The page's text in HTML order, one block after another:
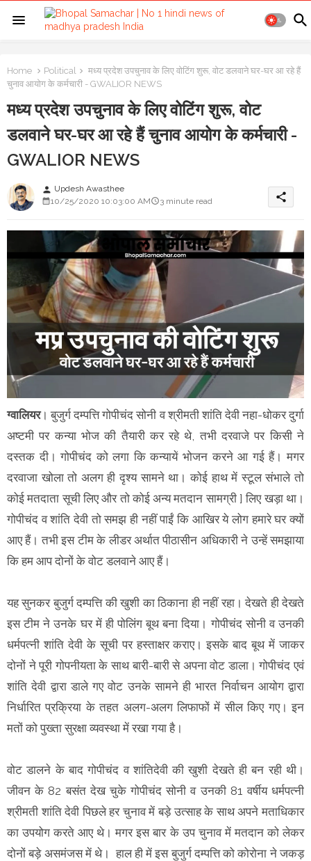
Home Political
मध्य प्रदेश उपचुनाव के लिए वोटिंग शुरू, वोट डलवाने घर-घर आ रहे हैं
चुनाव आयोग के कर्मचारी - GWALIOR NEWS
मध्य प्रदेश उपचुनाव के लिए वोटिंग शुरू, वोट
डलवाने घर-घर आ रहे हैं चुनाव आयोग के कर्मचारी -
GWALIOR NEWS
person Updesh Awasthee
10/25/2020 10:03:00 AM
3 minute read share
ग्वालियर। बुजुर्ग दम्पत्ति गोपीचंद सोनी व श्रीमती शांति देवी नहा-धोकर दुर्गा
अष्टमी पर कन्या भोज की तैयारी कर रहे थे, तभी दरवाजे पर किसी ने
दस्तक दी। गोपीचंद को लगा कि कन्यायें भोजन करने आ गई हैं। मगर
दरवाजा खोला तो अलग ही दृश्य सामने था। कोई हाथ में स्टूल संभाले तो
कोई मतदाता सूची लिए और तो कोई अन्य मतदान सामग्री ] लिए खड़ा था।
गोपीचंद व शांति देवी तो समझ ही नहीं पाईं कि आखिर ये लोग हमारे घर क्यों
आए हैं। तभी इस टीम के लीडर अर्थात पीठासीन अधिकारी ने उन्हें समझाया
कि हम आप दोनों के वोट डलवाने आए हैं।
यह सुनकर बुजुर्ग दम्पत्ति की खुशी का ठिकाना ही नहीं रहा। देखते ही देखते
इस टीम ने उनके घर में ही पोलिंग बूथ बना दिया। गोपीचंद सोनी व उनकी
धर्मपत्नी शांति देवी के सूची पर हस्ताक्षर कराए। इसके बाद बूथ में जाकर
दोनों ने पूरी गोपनीयता के साथ बारी-बारी से अपना वोट डाला। गोपीचंद एवं
शांति देवी द्वारा डाले गए वोट उनके सामने ही भारत निर्वाचन आयोग द्वारा
निर्धारित प्रक्रिया के तहत अलग-अलग लिफाफों में सील किए गए। इन
मतों को पुख्ता सुरक्षा व्यवस्था में रखा गया है।
वोट डालने के बाद गोपीचंद व शांतिदेवी की खुशी देखते ही बन रही थी।
जीवन के 82 बसंत देख चुके गोपीचंद सोनी व उनकी 81 वर्षीय धर्मपत्नी
श्रीमती शांति देवी पिछले हर चुनाव में बड़े उत्साह के साथ अपने मताधिकार
का उपयोग करते आए थे। मगर इस बार के उप चुनाव में मतदान को लेकर
दोनों बड़े असमंजस में थे। हाल ही में इस बुजुर्ग दम्पत्ति को कोरोना ने जकड़